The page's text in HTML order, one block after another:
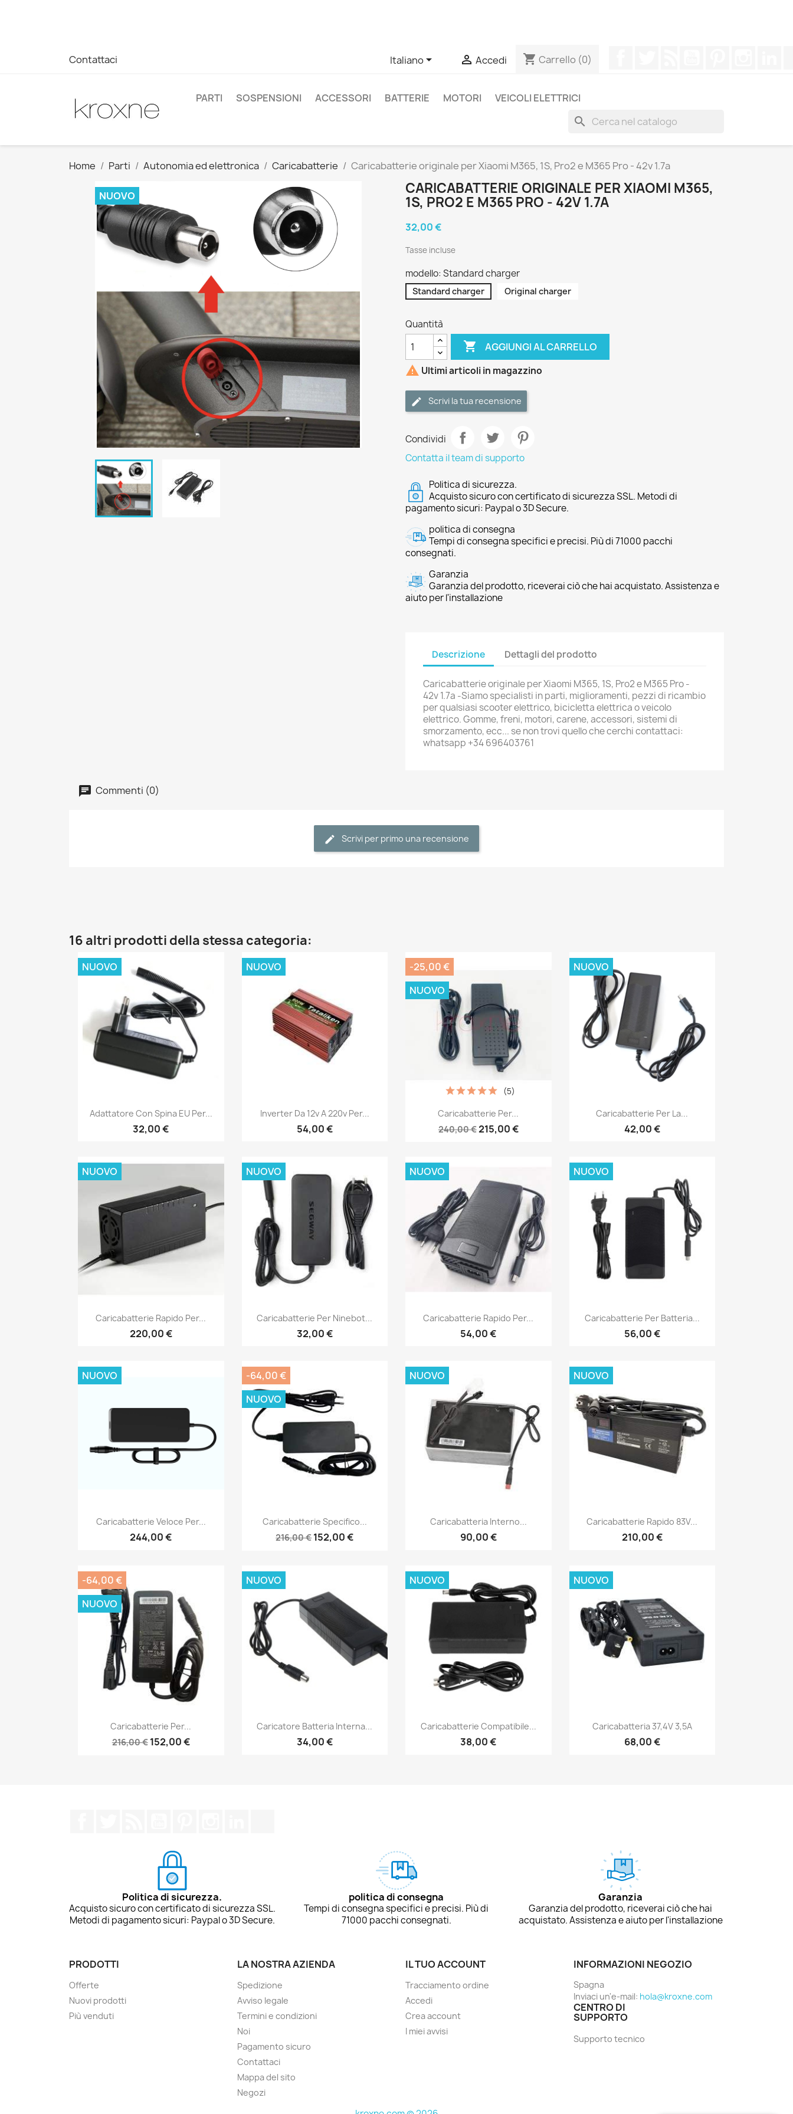
Contattaci Italiano  Accedi shopping_cart Carrello (0)
PARTI SOSPENSIONI ACCESSORI BATTERIE MOTORI VEICOLI ELETTRICI
search
Home Parti Autonomia ed elettronica Caricabatterie Caricabatterie originale per Xiaomi M365, 1S, Pro2 e M365 Pro - 42v 1.7a
NUOVO
CARICABATTERIE ORIGINALE PER XIAOMI M365,
1S, PRO2 E M365 PRO - 42V 1.7A
32,00 €
Tasse incluse
modello: Standard charger
Standard charger Original charger
Quantità
 AGGIUNGI AL CARRELLO
 Ultimi articoli in magazzino
Scrivi la tua recensione
Condividi
Contatta il team di supporto
Politica di sicurezza.
Acquisto sicuro con certificato di sicurezza SSL. Metodi di
pagamento sicuri: Paypal o 3D Secure.
politica di consegna
Tempi di consegna specifici e precisi. Più di 71000 pacchi
consegnati.
Garanzia
Garanzia del prodotto, riceverai ciò che hai acquistato. Assistenza e
aiuto per l'installazione
Descrizione Dettagli del prodotto
Caricabatterie originale per Xiaomi M365, 1S, Pro2 e M365 Pro -
42v 1.7a -Siamo specialisti in parti, miglioramenti, pezzi di ricambio
per qualsiasi scooter elettrico, bicicletta elettrica o veicolo
elettrico. Gomme, freni, motori, carene, accessori, sistemi di
smorzamento, ecc... se non trovi quello che cerchi contattaci:
whatsapp +34 696403761
Commenti (0)
Scrivi per primo una recensione
16 altri prodotti della stessa categoria:
Anteprima
Adattatore Con Spina EU Per...
32,00 €
NUOVO
Anteprima
Inverter Da 12v A 220v Per...
54,00 €
NUOVO
Anteprima
Caricabatterie Per...
240,00 €215,00 €
(5)
-25,00 €
NUOVO
Anteprima
Caricabatterie Per La...
42,00 €
NUOVO
Anteprima
Caricabatterie Rapido Per...
220,00 €
NUOVO
Anteprima
Caricabatterie Per Ninebot...
32,00 €
NUOVO
Anteprima
Caricabatterie Rapido Per...
54,00 €
NUOVO
Anteprima
Caricabatterie Per Batteria...
56,00 €
NUOVO
Anteprima
Caricabatterie Veloce Per...
244,00 €
NUOVO
Anteprima
Caricabatterie Specifico...
216,00 €152,00 €
-64,00 €
NUOVO
Anteprima
Caricabatteria Interno...
90,00 €
NUOVO
Anteprima
Caricabatterie Rapido 83V...
210,00 €
NUOVO
Anteprima
Caricabatterie Per...
216,00 € 152,00 €
-64,00 €
NUOVO
Anteprima
Caricatore Batteria Interna...
34,00 €
NUOVO
Anteprima
Caricabatterie Compatibile...
38,00 €
NUOVO
Anteprima
Caricabatteria 37,4V 3,5A
68,00 €
NUOVO
Politica di sicurezza.
Acquisto sicuro con certificato di sicurezza SSL.
Metodi di pagamento sicuri: Paypal o 3D Secure.
politica di consegna
Tempi di consegna specifici e precisi. Più di
71000 pacchi consegnati.
Garanzia
Garanzia del prodotto, riceverai ciò che hai
acquistato. Assistenza e aiuto per l'installazione
PRODOTTI
Offerte
Nuovi prodotti
Più venduti
LA NOSTRA AZIENDA
Spedizione
Avviso legale
Termini e condizioni
Noi
Pagamento sicuro
Contattaci
Mappa del sito
Negozi
IL TUO ACCOUNT
Tracciamento ordine
Accedi
Crea account
I miei avvisi
INFORMAZIONI NEGOZIO
Spagna
Inviaci un'e-mail: hola@kroxne.com
CENTRO DI
SUPPORTO
Supporto tecnico